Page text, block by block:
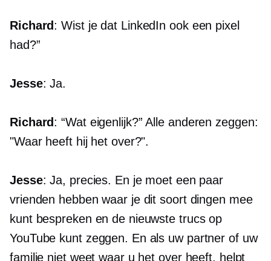
Richard: Wist je dat LinkedIn ook een pixel
had?”
Jesse: Ja.
Richard: “Wat eigenlijk?” Alle anderen zeggen:
"Waar heeft hij het over?".
Jesse: Ja, precies. En je moet een paar
vrienden hebben waar je dit soort dingen mee
kunt bespreken en de nieuwste trucs op
YouTube kunt zeggen. En als uw partner of uw
familie niet weet waar u het over heeft, helpt